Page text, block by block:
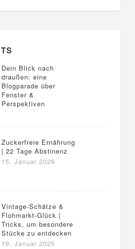
Dein Blick nach
draußen: eine
Blogparade über
Fenster &
Perspektiven
Zuckerfreie Ernährung
| 22 Tage Abstinenz
15. Januar 2026
Vintage-Schätze &
Flohmarkt-Glück |
Tricks, um besondere
Stücke zu entdecken
19. Januar 2025